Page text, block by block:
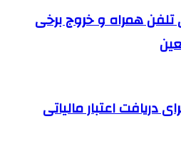
همراه و خروج برخی
دریافت اعتبار مالیاتی